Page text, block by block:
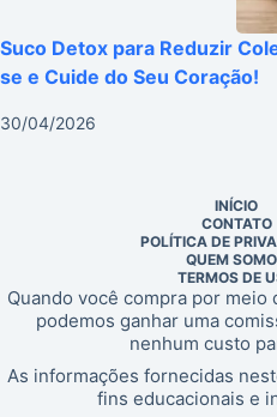
Suco Detox para Reduzir
se e Cuide do Seu Coração!
30/04/2026
INÍCIO
CONTATO
POLÍTICA DE
QUEM
TERMOS DE
Quando você compra por meio
podemos ganhar uma
nenhum custo
As informações fornecidas
fins educacionais e